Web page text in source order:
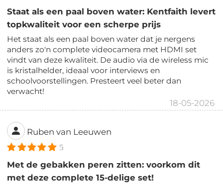
Staat als een paal boven water: Kentfaith levert
topkwaliteit voor een scherpe prijs
Het staat als een paal boven water dat je nergens
anders zo'n complete videocamera met HDMI set
vindt van deze kwaliteit. De audio via de wireless mic
is kristalhelder, ideaal voor interviews en
schoolvoorstellingen. Presteert veel beter dan
verwacht!
18-05-2026
Ruben van Leeuwen
5
Met de gebakken peren zitten: voorkom dit
met deze complete 15-delige set!